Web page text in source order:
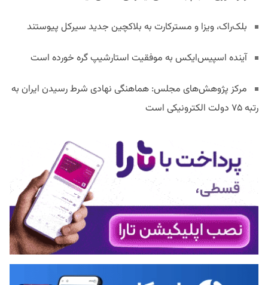
بلک‌راک، ویزا و مسترکارت به بلاکچین جدید سیرکل پیوستند
آینده اسپیس‌ایکس به موفقیت استارشیپ گره خورده است
مرکز پژوهش‌های مجلس: هماهنگی نهادی شرط رسیدن ایران به
رتبه ۷۵ دولت الکترونیکی است